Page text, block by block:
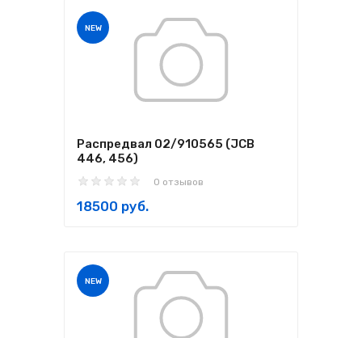
NEW
Распредвал 02/910565 (JCB
446, 456)
0 отзывов
18500 руб.
NEW